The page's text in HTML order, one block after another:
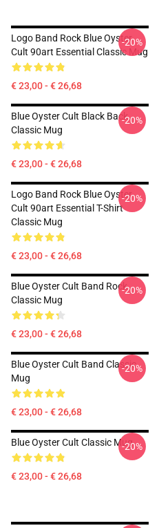
Logo Band Rock Blue Oyster
Cult 90art Essential Classic Mug
€ 23,00 - € 26,68
-20%
Blue Oyster Cult Black Back
Classic Mug
€ 23,00 - € 26,68
-20%
Logo Band Rock Blue Oyster
Cult 90art Essential T-Shirt
Classic Mug
€ 23,00 - € 26,68
-20%
Blue Oyster Cult Band Rock
Classic Mug
€ 23,00 - € 26,68
-20%
Blue Oyster Cult Band Classic
Mug
€ 23,00 - € 26,68
-20%
Blue Oyster Cult Classic Mug
€ 23,00 - € 26,68
-20%